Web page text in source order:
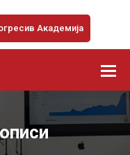
Академија